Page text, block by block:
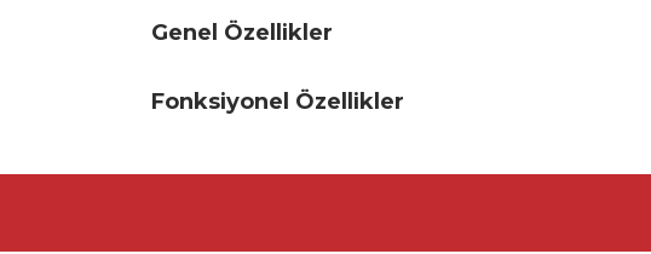
Genel Özellikler
Fonksiyonel Özellikler